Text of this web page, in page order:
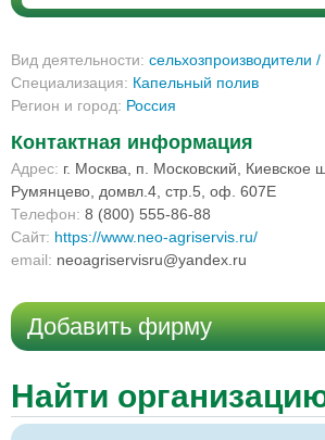
Вид деятельности: сельхозпроизводители
Специализация: Капельный полив
Регион и город: Россия
Контактная информация
Адрес: г. Москва, п. Московский, Киевское
Румянцево, домвл.4, стр.5, оф. 607Е
Телефон: 8 (800) 555-86-88
Сайт: https://www.neo-agriservis.ru/
email: neoagriservisru@yandex.ru
Добавить фирму
Найти